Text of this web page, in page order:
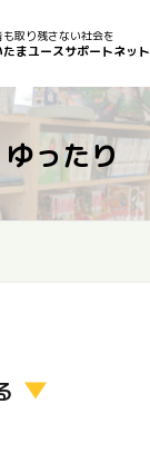
取り残さない社会を
まユースサポートネット
ゆったり